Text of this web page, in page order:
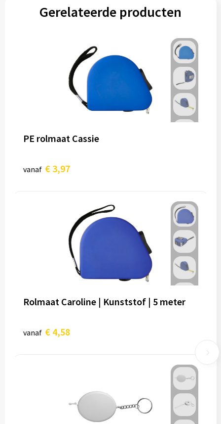
Gerelateerde producten
PE rolmaat Cassie
vanaf € 3,97
Rolmaat Caroline | Kunststof | 5 meter
vanaf € 4,58